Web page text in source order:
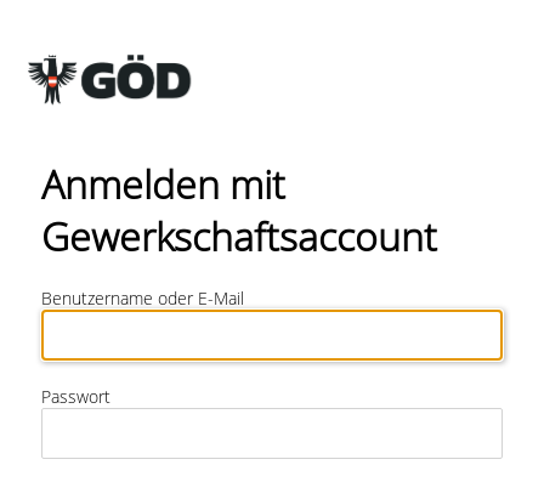
Anmelden mit
Gewerkschaftsaccount
Benutzername oder E-Mail
Passwort